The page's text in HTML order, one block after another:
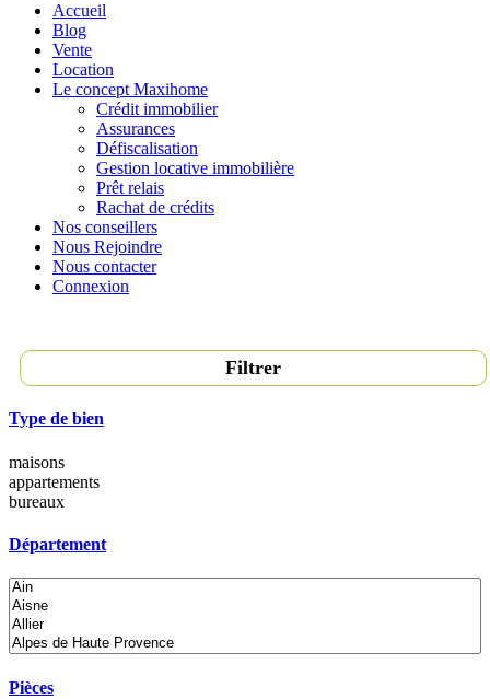
Accueil
Blog
Vente
Location
Le concept Maxihome
Crédit immobilier
Assurances
Défiscalisation
Gestion locative immobilière
Prêt relais
Rachat de crédits
Nos conseillers
Nous Rejoindre
Nous contacter
Connexion
Filtrer
Type de bien
maisons
appartements
bureaux
Département
Pièces